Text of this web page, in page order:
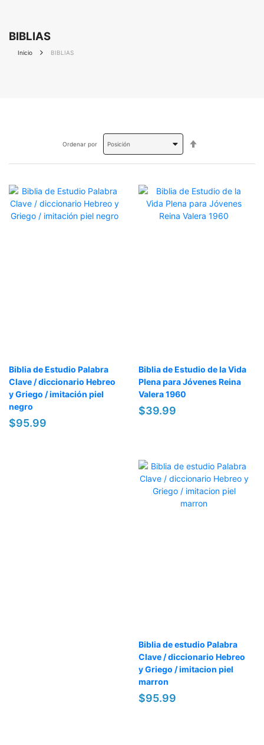
BIBLIAS
Inicio BIBLIAS
Ordenar por
Biblia de Estudio Palabra
Clave / diccionario Hebreo
y Griego / imitación piel
negro
$95.99
Biblia de Estudio de la Vida
Plena para Jóvenes Reina
Valera 1960
$39.99
Biblia de estudio Palabra
Clave / diccionario Hebreo
y Griego / imitacion piel
marron
$95.99